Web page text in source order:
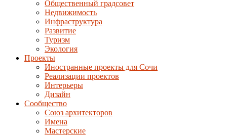
Общественный градсовет
Недвижимость
Инфраструктура
Развитие
Туризм
Экология
Проекты
Иностранные проекты для Сочи
Реализации проектов
Интерьеры
Дизайн
Сообщество
Союз архитекторов
Имена
Мастерские